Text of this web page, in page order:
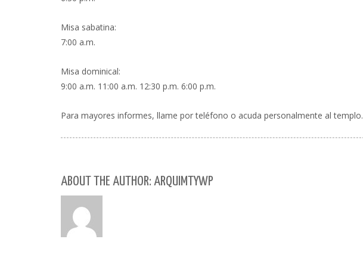
Misa sabatina:
7:00 a.m.
Misa dominical:
9:00 a.m. 11:00 a.m. 12:30 p.m. 6:00 p.m.
Para mayores informes, llame por teléfono o acuda personalmente al templo.
ABOUT THE AUTHOR: ARQUIMTYWP